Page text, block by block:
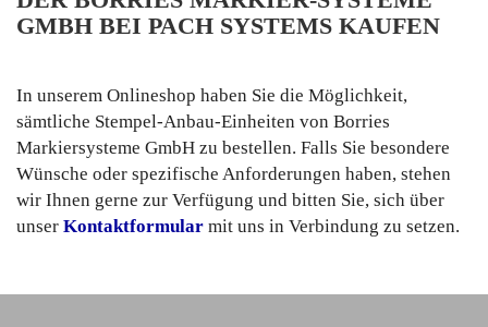
GMBH BEI PACH SYSTEMS KAUFEN
In unserem Onlineshop haben Sie die Möglichkeit,
sämtliche Stempel-Anbau-Einheiten von Borries
Markiersysteme GmbH zu bestellen. Falls Sie besondere
Wünsche oder spezifische Anforderungen haben, stehen
wir Ihnen gerne zur Verfügung und bitten Sie, sich über
unser Kontaktformular mit uns in Verbindung zu setzen.